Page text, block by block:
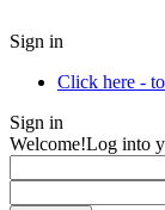
Sign in
Click here -
Sign in
Welcome!Log into